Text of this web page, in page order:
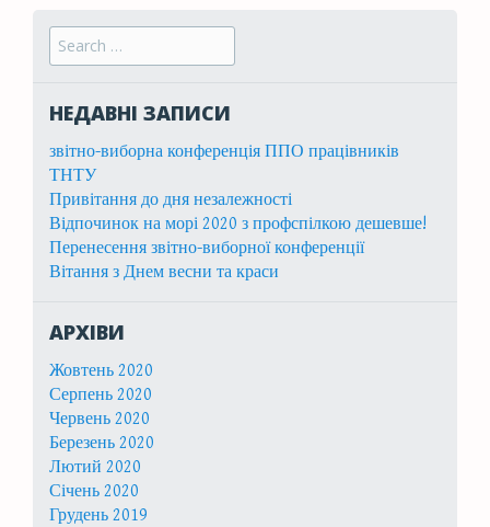
Search for:
НЕДАВНІ ЗАПИСИ
звітно-виборна конференція ППО працівників
ТНТУ
Привітання до дня незалежності
Відпочинок на морі 2020 з профспілкою дешевше!
Перенесення звітно-виборної конференції
Вітання з Днем весни та краси
АРХІВИ
Жовтень 2020
Серпень 2020
Червень 2020
Березень 2020
Лютий 2020
Січень 2020
Грудень 2019